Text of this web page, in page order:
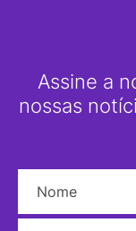
Assine a
nossas